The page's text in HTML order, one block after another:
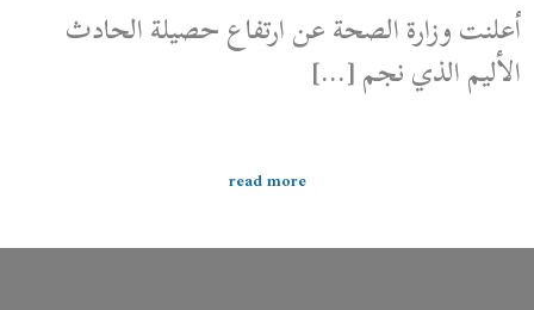
أعلنت وزارة الصحة عن ارتفاع حصيلة الحادث
الأليم الذي نجم […]
read more